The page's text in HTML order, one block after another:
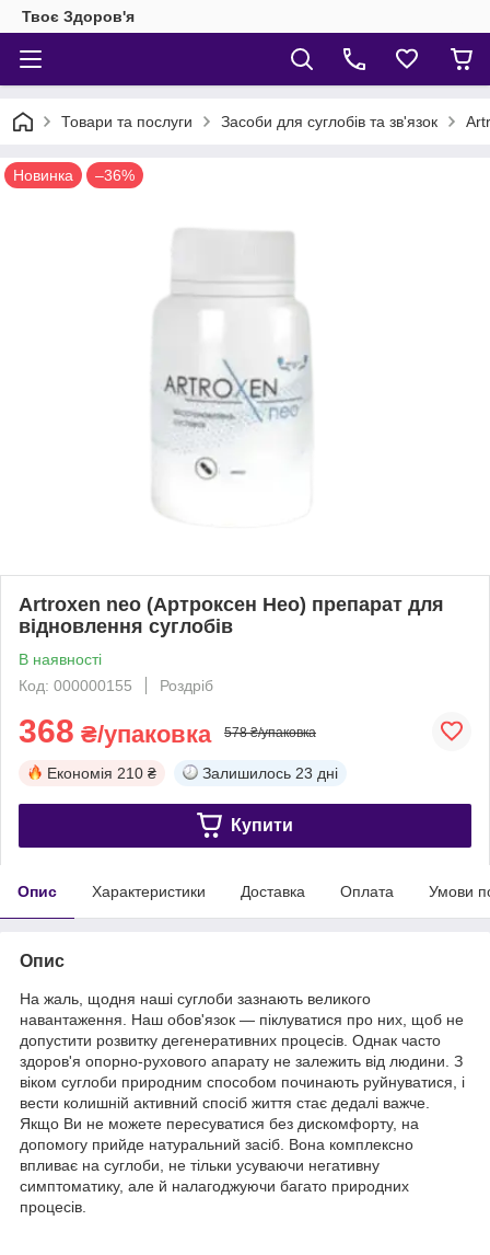
Твоє Здоров'я
Товари та послуги Засоби для суглобів та зв'язок
Новинка –36%
Artroxen neo (Артроксен Нео) препарат для
відновлення суглобів
В наявності
Код: 000000155
Роздріб
368 ₴/упаковка 578 ₴/упаковка
Економія 210 ₴ Залишилось 23 дні
Купити
Опис Характеристики Доставка Оплата Умови
Опис
На жаль, щодня наші суглоби зазнають великого
навантаження. Наш обов'язок — піклуватися про них, щоб не
допустити розвитку дегенеративних процесів. Однак часто
здоров'я опорно-рухового апарату не залежить від людини. З
віком суглоби природним способом починають руйнуватися, і
вести колишній активний спосіб життя стає дедалі важче.
Якщо Ви не можете пересуватися без дискомфорту, на
допомогу прийде натуральний засіб. Вона комплексно
впливає на суглоби, не тільки усуваючи негативну
симптоматику, але й налагоджуючи багато природних
процесів.